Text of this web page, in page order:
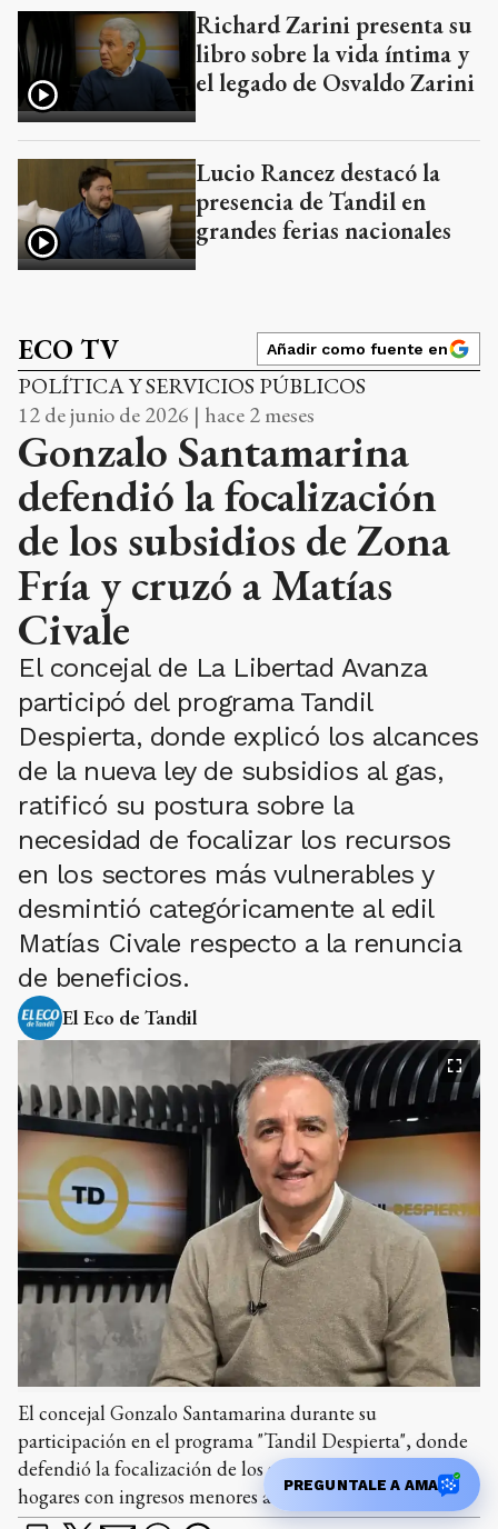
Richard Zarini presenta su
libro sobre la vida íntima y
el legado de Osvaldo Zarini
Lucio Rancez destacó la
presencia de Tandil en
grandes ferias nacionales
ECO TV Añadir como fuente en
POLÍTICA Y SERVICIOS PÚBLICOS
12 de junio de 2026 | hace 2 meses
Gonzalo Santamarina
defendió la focalización
de los subsidios de Zona
Fría y cruzó a Matías
Civale
El concejal de La Libertad Avanza
participó del programa Tandil
Despierta, donde explicó los alcances
de la nueva ley de subsidios al gas,
ratificó su postura sobre la
necesidad de focalizar los recursos
en los sectores más vulnerables y
desmintió categóricamente al edil
Matías Civale respecto a la renuncia
de beneficios.
El Eco de Tandil
El concejal Gonzalo Santamarina durante su
participación en el programa "Tandil Despierta", donde
defendió la focalización de los subsidios de gas para
hogares con ingresos menores a 4.3 millones de pesos
PREGUNTALE A AMA